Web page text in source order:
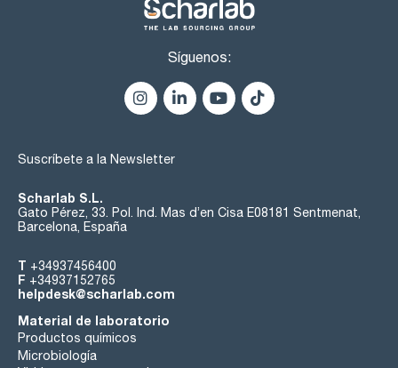
Guía de usuario en la propia pantalla.
Síguenos:
Suscríbete a la Newsletter
Scharlab S.L.
Gato Pérez, 33. Pol. Ind. Mas d’en Cisa E08181 Sentmenat,
Barcelona, España
T +34937456400
F +34937152765
helpdesk@scharlab.com
Material de laboratorio
Productos químicos
Microbiología